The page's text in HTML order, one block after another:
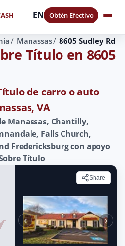
EN Obtén Efectivo
Manassas 8605 Sudley Rd
Título en 8605
de carro o auto
VA
Manassas, Chantilly,
Falls Church,
Fredericksburg con apoyo
Título
Share
‹ ›